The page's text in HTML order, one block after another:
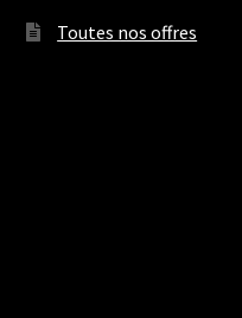
Toutes nos offres